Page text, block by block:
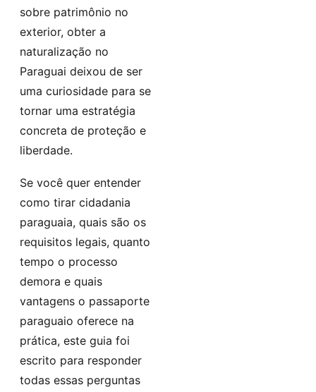
sobre patrimônio no
exterior, obter a
naturalização no
Paraguai deixou de ser
uma curiosidade para se
tornar uma estratégia
concreta de proteção e
liberdade.
Se você quer entender
como tirar cidadania
paraguaia, quais são os
requisitos legais, quanto
tempo o processo
demora e quais
vantagens o passaporte
paraguaio oferece na
prática, este guia foi
escrito para responder
todas essas perguntas